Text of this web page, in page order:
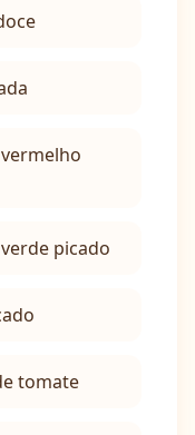
picado
tomate